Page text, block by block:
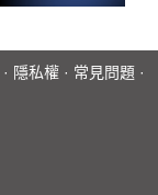
· 隱私權 · 常見問題 ·